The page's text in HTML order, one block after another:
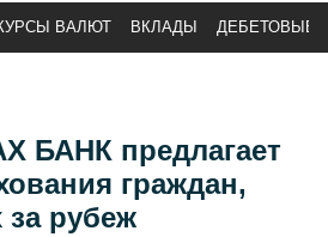
ВАЛЮТ ВКЛАДЫ ДЕБЕТОВЫЕ
БАНК предлагает
граждан,
рубеж